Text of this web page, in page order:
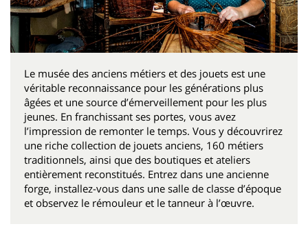
Le musée des anciens métiers et des jouets est une
véritable reconnaissance pour les générations plus
âgées et une source d’émerveillement pour les plus
jeunes. En franchissant ses portes, vous avez
l’impression de remonter le temps. Vous y découvrirez
une riche collection de jouets anciens, 160 métiers
traditionnels, ainsi que des boutiques et ateliers
entièrement reconstitués. Entrez dans une ancienne
forge, installez-vous dans une salle de classe d’époque
et observez le rémouleur et le tanneur à l’œuvre.